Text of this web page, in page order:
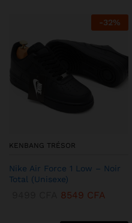
-32%
KENBANG TRÉSOR
Nike Air Force 1 Low – Noir
Total (Unisexe)
8549 CFA